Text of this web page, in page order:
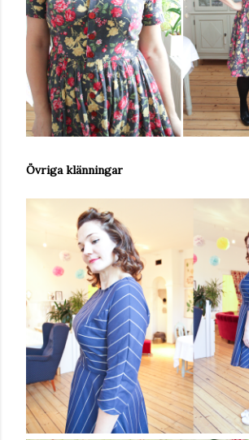
Övriga klänningar